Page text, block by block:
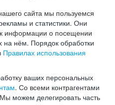
сайта мы пользуемся
и статистики. Они
информации о посещении
на нём. Порядок обработки
Правилах использования
ваших персональных
. Со всеми контрагентами
можем делегировать часть